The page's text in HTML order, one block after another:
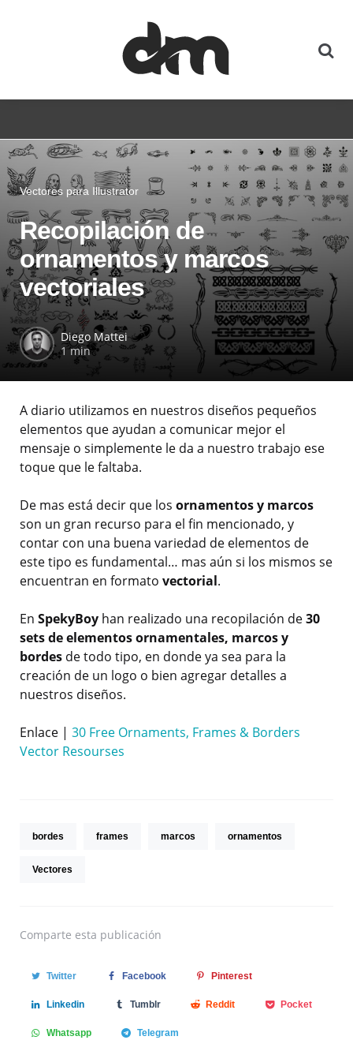
Vectores para Illustrator
Recopilación de
ornamentos y marcos
vectoriales
Diego Mattei
1 min
A diario utilizamos en nuestros diseños pequeños
elementos que ayudan a comunicar mejor el
mensaje o simplemente le da a nuestro trabajo ese
toque que le faltaba.
De mas está decir que los ornamentos y marcos
son un gran recurso para el fin mencionado, y
contar con una buena variedad de elementos de
este tipo es fundamental… mas aún si los mismos se
encuentran en formato vectorial.
En SpekyBoy han realizado una recopilación de30
sets de elementos ornamentales, marcos y
bordes de todo tipo, en donde ya sea para la
creación de un logo o bien agregar detalles a
nuestros diseños.
Enlace | 30 Free Ornaments, Frames & Borders
Vector Resourses
bordes frames marcos ornamentos
Vectores
Comparte esta publicación
Twitter Facebook Pinterest
Linkedin Tumblr Reddit Pocket
Whatsapp Telegram